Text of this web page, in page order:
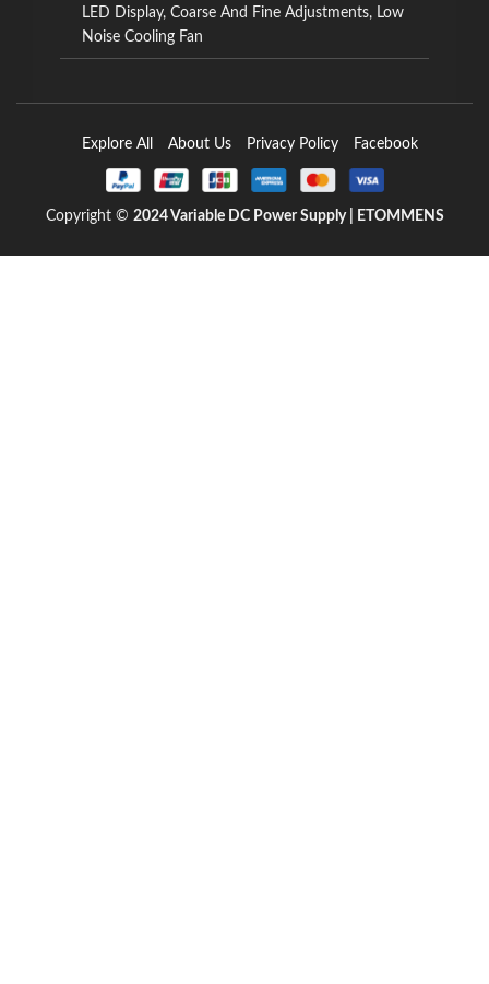
LED Display, Coarse And Fine Adjustments, Low
Noise Cooling Fan
Copyright © 2024Variable DC Power Supply | ETOMMENS
Explore All About Us Privacy Policy Facebook